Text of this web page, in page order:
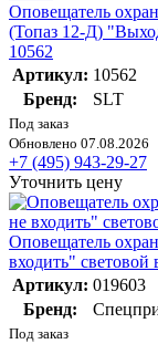
Оповещатель
(Топаз 12-Д)
10562
Артикул: 10562
Бренд:
SLT
Под заказ
Обновлено 07.08.2026
+7 (495) 943-29-27
Уточнить цену
Оповещатель
входить"
Артикул: 019603
Бренд:
Под заказ